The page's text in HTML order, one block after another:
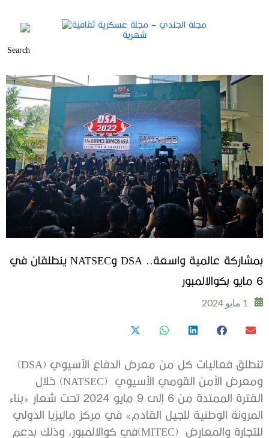
بمشاركة عالمية واسعة.. DSA وNATSEC ينطلقان في
6 مايو بكوالالمبور
1 مايو 2024
تنطلق فعاليات كل من معرض الدفاع الآسيوي (DSA)
ومعرض الأمن القومي الآسيوي (NATSEC) خلال
الفترة الممتدة من 6 إلى 9 مايو 2024 تحت شعار «بناء
المرونة الوطنية للجيل القادم» في مركز ماليزيا الدولي
للتجارة والمعارض (MITEC)في كوالالمبور، وذلك بدعم